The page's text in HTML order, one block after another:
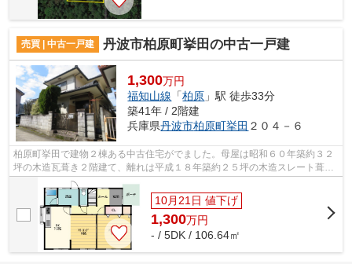
売買 | 中古一戸建 丹波市柏原町挙田の中古一戸建
1,300万円
福知山線 「柏原 」駅 徒歩33分
築41年 / 2階建
兵庫県丹波市柏原町挙田 ２０４－６
柏原町挙田で建物２棟ある中古住宅がでました。母屋は昭和６０年築約３２
坪の木造瓦葺き２階建て、離れは平成１８年築約２５坪の木造スレート葺き
２階建て。離れは土間や囲炉裏があり...
10月21日 値下げ
1,300万円
- / 5DK / 106.64㎡